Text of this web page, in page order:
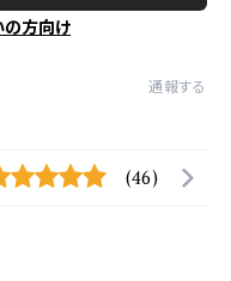
の方向け
通報する
(46)